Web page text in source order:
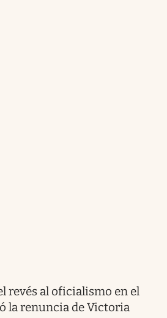
revés al oficialismo en el
la renuncia de Victoria